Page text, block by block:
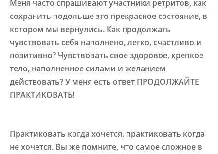
Меня часто спрашивают участники ретритов, как
сохранить подольше это прекрасное состояние, в
котором мы вернулись. Как продолжать
чувствовать себя наполнено, легко, счастливо и
позитивно? Чувствовать свое здоровое, крепкое
тело, наполненное силами и желанием
действовать? У меня есть ответ ПРОДОЛЖАЙТЕ
ПРАКТИКОВАТЬ!
Практиковать когда хочется, практиковать когда
не хочется. Вы же помните, что самое сложное в